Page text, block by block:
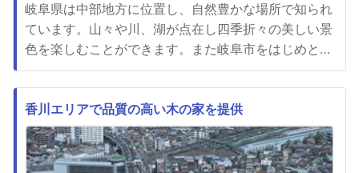
岐阜県は中部地方に位置し、自然豊かな場所で知られ
ています。山々や川、湖が点在し四季折々の美しい景
色を楽しむことができます。また岐阜市をはじめとす
る市街地も発展しており、暮らしやすい環境が整って
います。岐阜県での賃貸住宅の魅力は、まず家賃が比
較的安価であることです。大都市圏に比べると、賃貸
物件の相場が低いため、費用を抑えて生活をすること
ができます。賃貸住宅の種...
香川エリアで品質の高い木の家を提供